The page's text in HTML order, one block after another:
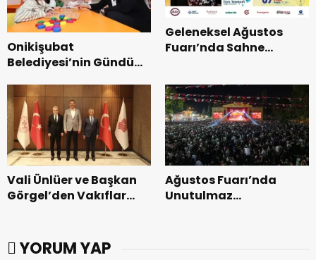
Onikişubat
Belediyesi’nin Gündüz
dönemin ön kayıtları
başladı.
Geleneksel Ağustos
Fuarı’nda Sahne
Vali Ünlüer ve Başkan
Görgel’den Vakıflar
Ağustos Fuarı’nda
Unutulmaz
YORUM YAP